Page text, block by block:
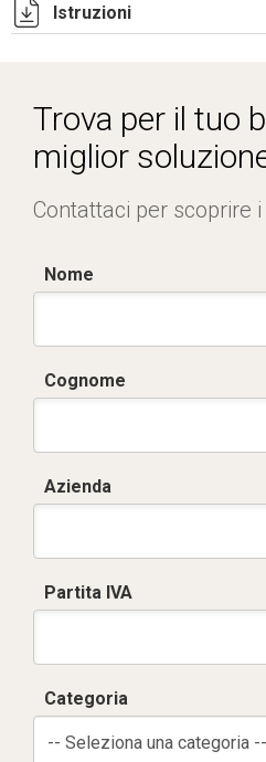
Istruzioni
Trova per il tuo
miglior
Contattaci per scoprire
Nome
Cognome
Azienda
Partita IVA
Categoria
-- Seleziona una categoria --